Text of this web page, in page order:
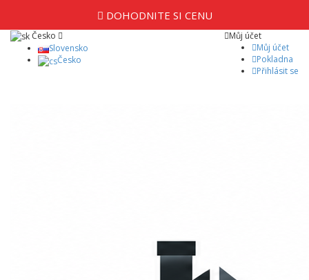
DOHODNITE SI CENU
Můj účet
Můj účet
Pokladna
Přihlásit se
Česko
Slovensko
Česko